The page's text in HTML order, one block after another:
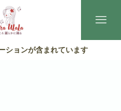
ションが含まれています